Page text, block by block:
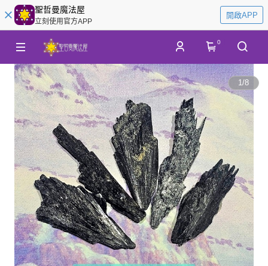
聖哲曼魔法屋
立刻使用官方APP
開啟APP
0
1/8